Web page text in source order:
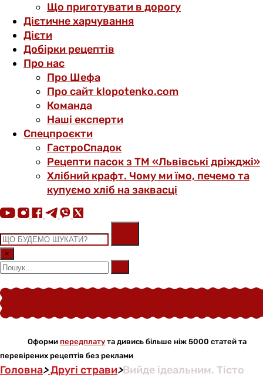
Що приготувати в дорогу
Дієтичне харчування
Дієти
Добірки рецептів
Про нас
Про Шефа
Про сайт klopotenko.com
Команда
Наші експерти
Спецпроєкти
ГастроСпадок
Рецепти пасок з ТМ «Львівські дріжджі»
Хлібний крафт. Чому ми їмо, печемо та
купуємо хліб на заквасці
×
Оформи передплату та дивись більше ніж 5000 статей та
перевірених рецептів без реклами
Головна>Другі страви>Вийде ідеальним. Тісто